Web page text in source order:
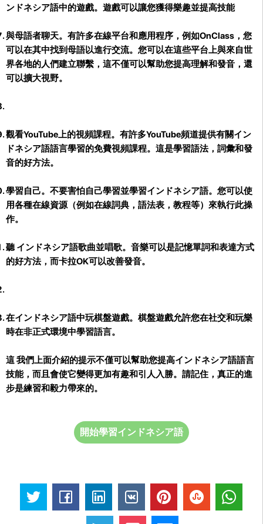
ンドネシア語中的遊戲。遊戲可以讓您獲得樂趣並提高技能
與母語者聊天。有許多在線平台和應用程序，例如OnClass，您
可以在其中找到母語以進行交流。您可以在這些平台上與來自世
界各地的人們建立聯繫，這不僅可以幫助您提高理解和發音，還
可以擴大視野。
觀看YouTube上的視頻課程。 有許多YouTube頻道提供有關イン
ドネシア語語言學習的免費視頻課程。這是學習語法，詞彙和發
音的好方法。
學習自己。 不要害怕自己學習並學習インドネシア語。您可以使
用各種在線資源（例如在線詞典，語法表，教程等）來執行此操
作。
聽 インドネシア語歌曲並唱歌。 音樂可以是記憶單詞和表達方式
的好方法，而卡拉OK可以改善發音。
在インドネシア語中玩棋盤遊戲。 棋盤遊戲允許您在社交和玩樂
時在非正式環境中學習語言。
這 我們上面介紹的提示不僅可以幫助您提高インドネシア語語言
技能，而且會使它變得更加有趣和引人入勝。請記住，真正的進
步是練習和毅力帶來的。
開始學習インドネシア語